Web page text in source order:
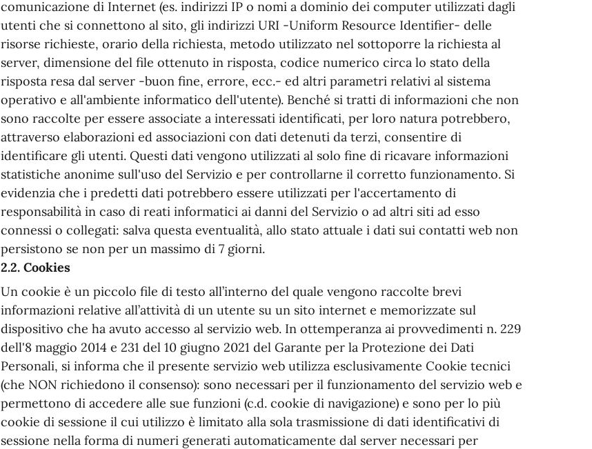
comunicazione di Internet (es. indirizzi IP o nomi a dominio dei computer utilizzati dagli
utenti che si connettono al sito, gli indirizzi URI -Uniform Resource Identifier- delle
risorse richieste, orario della richiesta, metodo utilizzato nel sottoporre la richiesta al
server, dimensione del file ottenuto in risposta, codice numerico circa lo stato della
risposta resa dal server -buon fine, errore, ecc.- ed altri parametri relativi al sistema
operativo e all'ambiente informatico dell'utente). Benché si tratti di informazioni che non
sono raccolte per essere associate a interessati identificati, per loro natura potrebbero,
attraverso elaborazioni ed associazioni con dati detenuti da terzi, consentire di
identificare gli utenti. Questi dati vengono utilizzati al solo fine di ricavare informazioni
statistiche anonime sull'uso del Servizio e per controllarne il corretto funzionamento. Si
evidenzia che i predetti dati potrebbero essere utilizzati per l'accertamento di
responsabilità in caso di reati informatici ai danni del Servizio o ad altri siti ad esso
connessi o collegati: salva questa eventualità, allo stato attuale i dati sui contatti web non
persistono se non per un massimo di 7 giorni.
2.2. Cookies
Un cookie è un piccolo file di testo all’interno del quale vengono raccolte brevi
informazioni relative all’attività di un utente su un sito internet e memorizzate sul
dispositivo che ha avuto accesso al servizio web. In ottemperanza ai provvedimenti n. 229
dell'8 maggio 2014 e 231 del 10 giugno 2021 del Garante per la Protezione dei Dati
Personali, si informa che il presente servizio web utilizza esclusivamente Cookie tecnici
(che NON richiedono il consenso): sono necessari per il funzionamento del servizio web e
permettono di accedere alle sue funzioni (c.d. cookie di navigazione) e sono per lo più
cookie di sessione il cui utilizzo è limitato alla sola trasmissione di dati identificativi di
sessione nella forma di numeri generati automaticamente dal server necessari per